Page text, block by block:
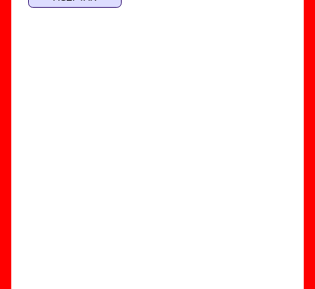
completar esta sección